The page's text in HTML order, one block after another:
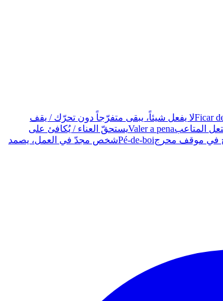
Ficarلا يفعل شيئاً، يبقى متفرّجاً دون تحرّك / يقف
المتاعبValer a penaيستحقّ العناء / يُكافئ على
في موقف محرجPé-de-boiشخص مجدّ في العمل، يصمد